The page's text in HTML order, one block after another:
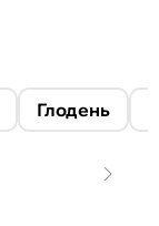
Глодень